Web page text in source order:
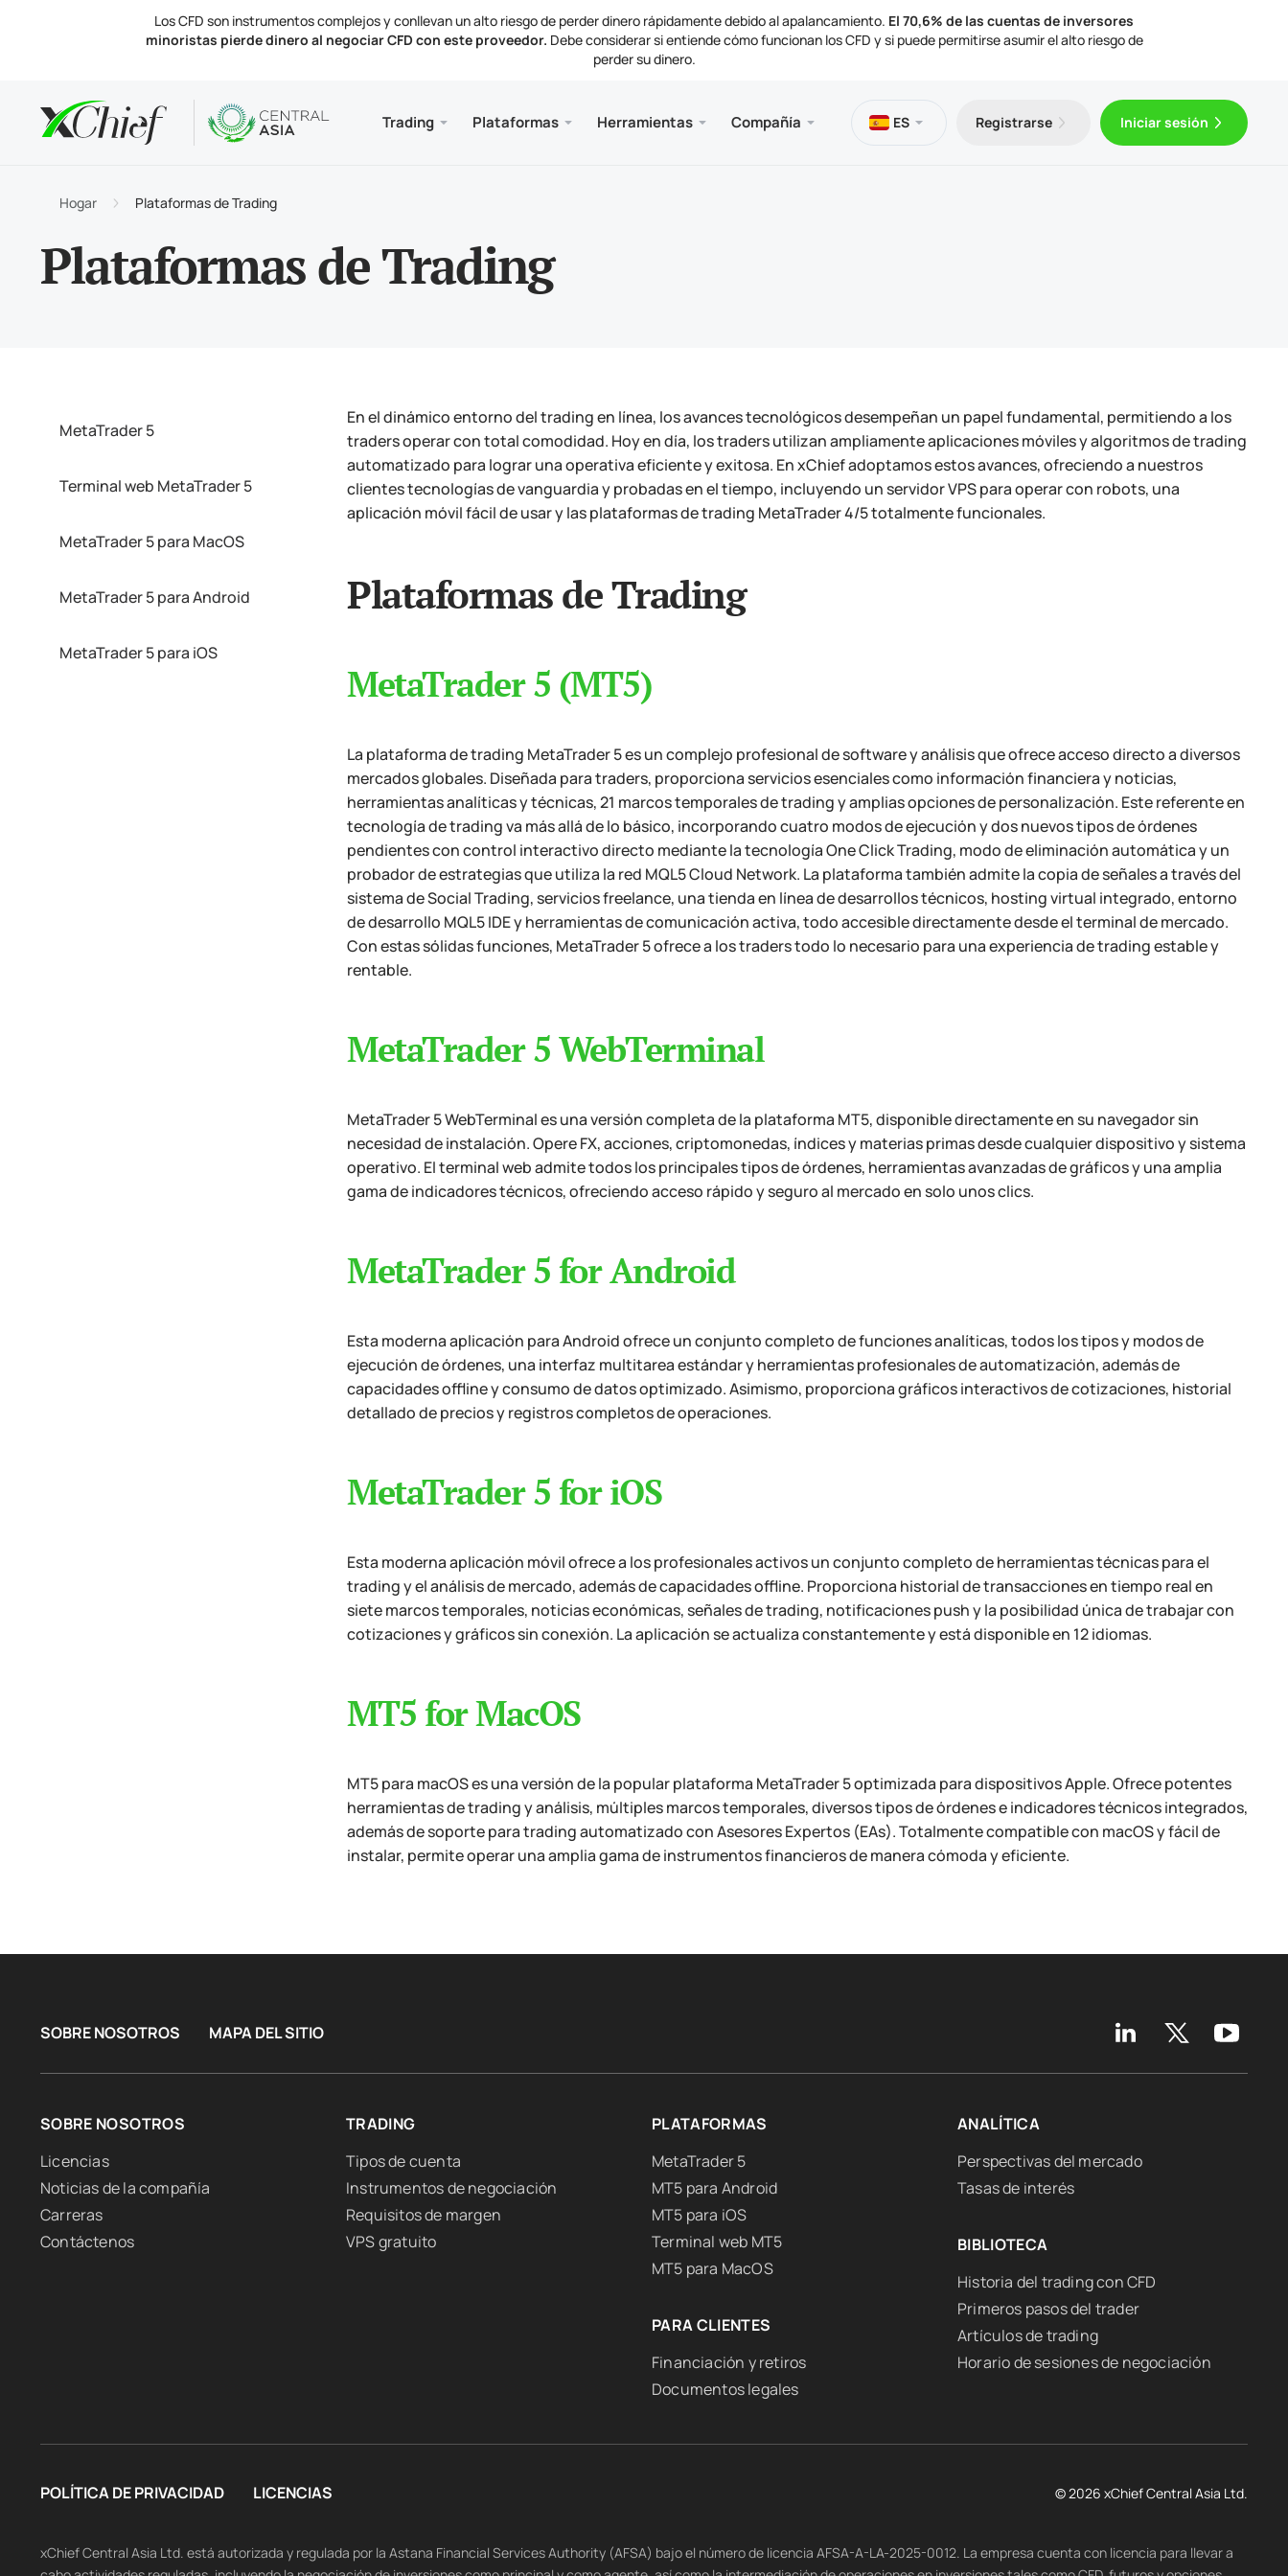
Los CFD son instrumentos complejos y conllevan un alto riesgo de perder dinero rápidamente debido al apalancamiento. El 70,6% de las cuentas de inversores
minoristas pierde dinero al negociar CFD con este proveedor. Debe considerar si entiende cómo funcionan los CFD y si puede permitirse asumir el alto riesgo de
perder su dinero.
Trading
Condiciones Servicios
VPS gratuito
Plataformas
Escritorio y web
MetaTrader 5 para Android
Herramientas
Analítica Biblioteca
Artículos de trading
Compañía
Acerca de Información legal
Documentos legales
ES Registrarse Iniciar sesión
Hogar Plataformas de Trading
Plataformas de Trading
MetaTrader 5
Terminal web MetaTrader 5
MetaTrader 5 para MacOS
MetaTrader 5 para Android
MetaTrader 5 para iOS
En el dinámico entorno del trading en línea, los avances tecnológicos desempeñan un papel fundamental, permitiendo a los
traders operar con total comodidad. Hoy en día, los traders utilizan ampliamente aplicaciones móviles y algoritmos de trading
automatizado para lograr una operativa eficiente y exitosa. En xChief adoptamos estos avances, ofreciendo a nuestros
clientes tecnologías de vanguardia y probadas en el tiempo, incluyendo un servidor VPS para operar con robots, una
aplicación móvil fácil de usar y las plataformas de trading MetaTrader 4/5 totalmente funcionales.
Plataformas de Trading
MetaTrader 5 (MT5)
La plataforma de trading MetaTrader 5 es un complejo profesional de software y análisis que ofrece acceso directo a diversos
mercados globales. Diseñada para traders, proporciona servicios esenciales como información financiera y noticias,
herramientas analíticas y técnicas, 21 marcos temporales de trading y amplias opciones de personalización. Este referente en
tecnología de trading va más allá de lo básico, incorporando cuatro modos de ejecución y dos nuevos tipos de órdenes
pendientes con control interactivo directo mediante la tecnología One Click Trading, modo de eliminación automática y un
probador de estrategias que utiliza la red MQL5 Cloud Network. La plataforma también admite la copia de señales a través del
sistema de Social Trading, servicios freelance, una tienda en línea de desarrollos técnicos, hosting virtual integrado, entorno
de desarrollo MQL5 IDE y herramientas de comunicación activa, todo accesible directamente desde el terminal de mercado.
Con estas sólidas funciones, MetaTrader 5 ofrece a los traders todo lo necesario para una experiencia de trading estable y
rentable.
MetaTrader 5 WebTerminal
MetaTrader 5 WebTerminal es una versión completa de la plataforma MT5, disponible directamente en su navegador sin
necesidad de instalación. Opere FX, acciones, criptomonedas, índices y materias primas desde cualquier dispositivo y sistema
operativo. El terminal web admite todos los principales tipos de órdenes, herramientas avanzadas de gráficos y una amplia
gama de indicadores técnicos, ofreciendo acceso rápido y seguro al mercado en solo unos clics.
MetaTrader 5 for Android
Esta moderna aplicación para Android ofrece un conjunto completo de funciones analíticas, todos los tipos y modos de
ejecución de órdenes, una interfaz multitarea estándar y herramientas profesionales de automatización, además de
capacidades offline y consumo de datos optimizado. Asimismo, proporciona gráficos interactivos de cotizaciones, historial
detallado de precios y registros completos de operaciones.
MetaTrader 5 for iOS
Esta moderna aplicación móvil ofrece a los profesionales activos un conjunto completo de herramientas técnicas para el
trading y el análisis de mercado, además de capacidades offline. Proporciona historial de transacciones en tiempo real en
siete marcos temporales, noticias económicas, señales de trading, notificaciones push y la posibilidad única de trabajar con
cotizaciones y gráficos sin conexión. La aplicación se actualiza constantemente y está disponible en 12 idiomas.
MT5 for MacOS
MT5 para macOS es una versión de la popular plataforma MetaTrader 5 optimizada para dispositivos Apple. Ofrece potentes
herramientas de trading y análisis, múltiples marcos temporales, diversos tipos de órdenes e indicadores técnicos integrados,
además de soporte para trading automatizado con Asesores Expertos (EAs). Totalmente compatible con macOS y fácil de
instalar, permite operar una amplia gama de instrumentos financieros de manera cómoda y eficiente.
SOBRE NOSOTROS MAPA DEL SITIO
SOBRE NOSOTROS
Licencias
Noticias de la compañía
Carreras
Contáctenos
TRADING
Tipos de cuenta
Instrumentos de negociación
Requisitos de margen
VPS gratuito
PLATAFORMAS
MetaTrader 5
MT5 para Android
MT5 para iOS
Terminal web MT5
MT5 para MacOS
PARA CLIENTES
Financiación y retiros
Documentos legales
ANALÍTICA
Perspectivas del mercado
Tasas de interés
BIBLIOTECA
Historia del trading con CFD
Primeros pasos del trader
Artículos de trading
Horario de sesiones de negociación
POLÍTICA DE PRIVACIDAD LICENCIAS © 2026 xChief Central Asia Ltd.
xChief Central Asia Ltd. está autorizada y regulada por la Astana Financial Services Authority (AFSA) bajo el número de licencia AFSA-A-LA-2025-0012. La empresa cuenta con licencia para llevar a